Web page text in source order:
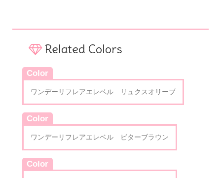
Related Colors
Color
ワンデーリフレアエレベル リュクスオリーブ
Color
ワンデーリフレアエレベル ビターブラウン
Color